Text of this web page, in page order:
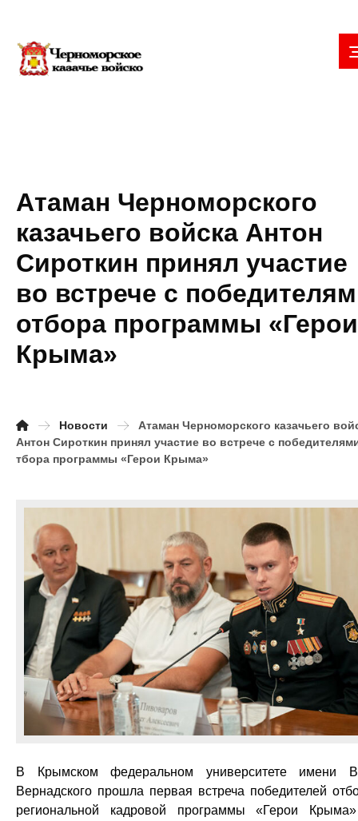
Атаман Черноморского
казачьего войска Антон
Сироткин принял участие
во встрече с
отбора программы «Герои
Крыма»
Новости
Атаман Черноморского казачьего
Антон Сироткин принял участие во встрече с
тбора программы «Герои Крыма»
В Крымском федеральном университете имени
Вернадского прошла первая встреча победителей
региональной кадровой программы «Герои